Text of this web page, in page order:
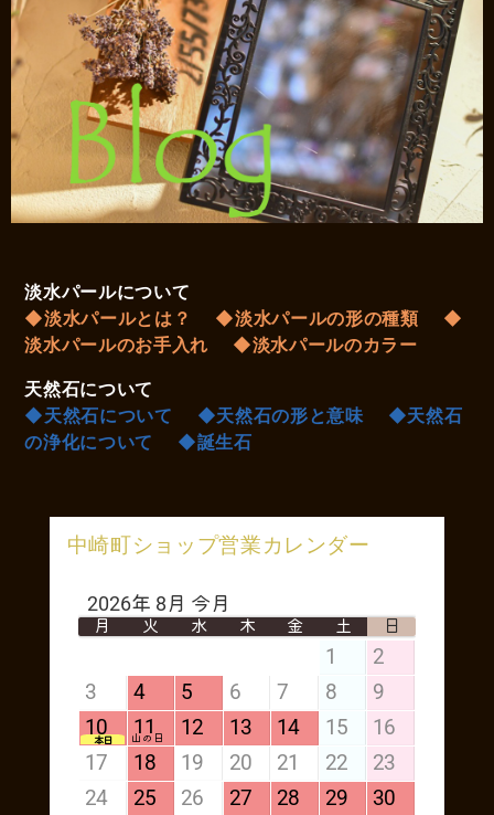
淡水パールについて
◆淡水パールとは？
◆淡水パールの形の種類
◆
淡水パールのお手入れ
◆淡水パールのカラー
天然石について
◆天然石について
◆天然石の形と意味
◆天然石
の浄化について
◆誕生石
中崎町ショップ営業カレンダー